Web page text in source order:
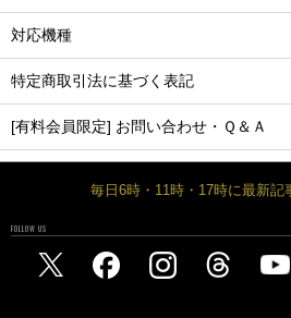
対応機種
特定商取引法に基づく表記
[有料会員限定] お問い合わせ・Ｑ＆Ａ
毎日6時・11時・17時に最新記
FOLLOW US